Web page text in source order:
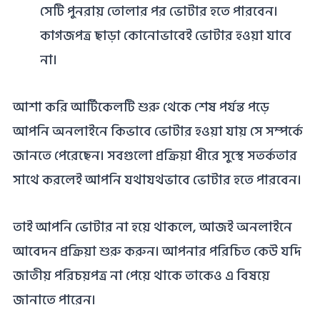
সেটি পুনরায় তোলার পর ভোটার হতে পারবেন।
কাগজপত্র ছাড়া কোনোভাবেই ভোটার হওয়া যাবে
না।
আশা করি আর্টিকেলটি শুরু থেকে শেষ পর্যন্ত পড়ে
আপনি অনলাইনে কিভাবে ভোটার হওয়া যায় সে সম্পর্কে
জানতে পেরেছেন। সবগুলো প্রক্রিয়া ধীরে সুস্থে সতর্কতার
সাথে করলেই আপনি যথাযথভাবে ভোটার হতে পারবেন।
তাই আপনি ভোটার না হয়ে থাকলে, আজই অনলাইনে
আবেদন প্রক্রিয়া শুরু করুন। আপনার পরিচিত কেউ যদি
জাতীয় পরিচয়পত্র না পেয়ে থাকে তাকেও এ বিষয়ে
জানাতে পারেন।